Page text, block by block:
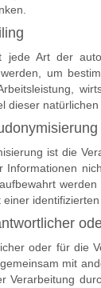
jede Art der
um
dieser
ist die
Informationen
einer
oder für die
mit
Verarbeitung